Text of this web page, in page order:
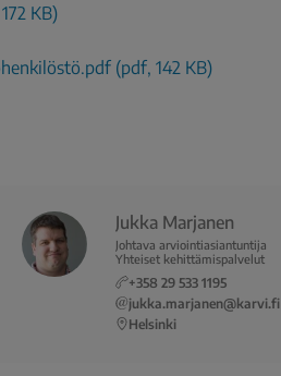
KB)
(pdf, 142 KB)
Jukka Marjanen
Johtava arviointiasiantuntija
Yhteiset kehittämispalvelut
+358 29 533 1195
jukka.marjanen@karvi.fi
Helsinki